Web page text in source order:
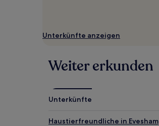
zusätzliche
Unterkünfte anzeigen
Weiter erkunden
Unterkünfte
Haustierfreundliche in Evesham